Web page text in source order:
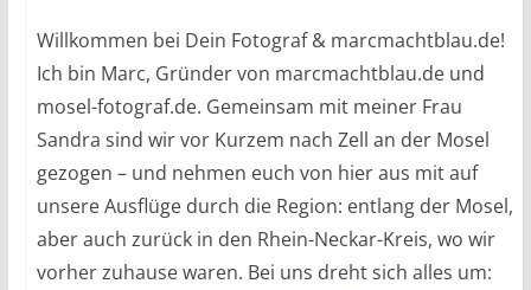
Willkommen bei Dein Fotograf & marcmachtblau.de!
Ich bin Marc, Gründer von marcmachtblau.de und
mosel-fotograf.de. Gemeinsam mit meiner Frau
Sandra sind wir vor Kurzem nach Zell an der Mosel
gezogen – und nehmen euch von hier aus mit auf
unsere Ausflüge durch die Region: entlang der Mosel,
aber auch zurück in den Rhein-Neckar-Kreis, wo wir
vorher zuhause waren. Bei uns dreht sich alles um: